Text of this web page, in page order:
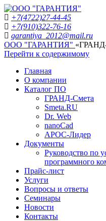
+7(4722)27-44-45
+7(910)322-76-16
garantiya_2012@mail.ru
ООО "ГАРАНТИЯ" «ГРАНД-
Перейти к содержимому
Главная
О компании
Каталог ПО
ГРАНД-Смета
Smeta.RU
Dr. Web
nanoCad
АРОС-Лидер
Документы
Руководство по
программного
Прайс-лист
Услуги
Вопросы и ответы
Семинары
Новости
Контакты